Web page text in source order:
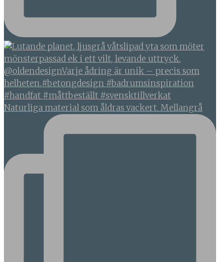
Naturliga material som åldras vackert. Mellangrå